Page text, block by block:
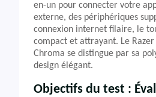
en-un pour connecter votre
externe, des périphériques
connexion internet filaire, le
compact et attrayant. Le
Chroma se distingue par sa
design élégant.
Objectifs du test :